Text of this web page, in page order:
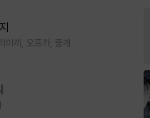
야끼, 오프카, 뚱개